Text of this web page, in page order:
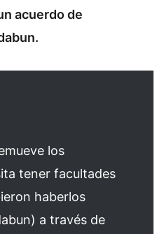
acuerdo de
los
tener facultades
haberlos
a través de